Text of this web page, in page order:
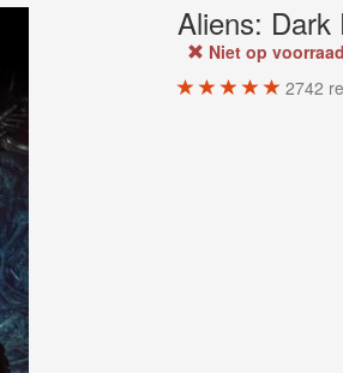
Aliens: Dark
Niet op voorraad
2742